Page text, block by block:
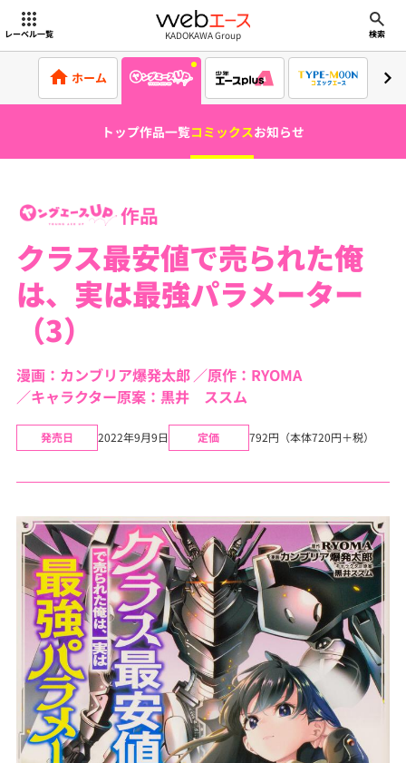
レーベル一覧 webエース
KADOKAWA Group 検索
ホーム
トップ作品一覧コミックスお知らせ
作品
クラス最安値で売られた俺
は、実は最強パラメーター
（3）
漫画：カンブリア爆発太郎
原作：RYOMA
キャラクター原案：黒井 ススム
発売日 2022年9月9日 定価 792円（本体720円＋税）